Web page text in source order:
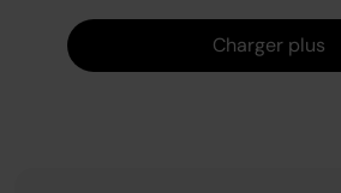
Charger plus